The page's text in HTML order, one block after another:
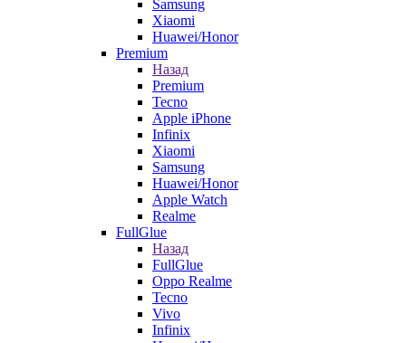
Samsung
Xiaomi
Huawei/Honor
Premium
Назад
Premium
Tecno
Apple iPhone
Infinix
Xiaomi
Samsung
Huawei/Honor
Apple Watch
Realme
FullGlue
Назад
FullGlue
Oppo Realme
Tecno
Vivo
Infinix